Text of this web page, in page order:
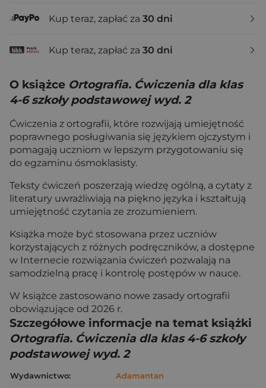
Kup teraz, zapłać za 30 dni
Kup teraz, zapłać za 30 dni
O książce Ortografia. Ćwiczenia dla klas
4-6 szkoły podstawowej wyd. 2
Ćwiczenia z ortografii, które rozwijają umiejętność
poprawnego posługiwania się językiem ojczystym i
pomagają uczniom w lepszym przygotowaniu się
do egzaminu ósmoklasisty.
Teksty ćwiczeń poszerzają wiedzę ogólną, a cytaty z
literatury uwrażliwiają na piękno języka i kształtują
umiejętność czytania ze zrozumieniem.
Książka może być stosowana przez uczniów
korzystających z różnych podręczników, a dostępne
w Internecie rozwiązania ćwiczeń pozwalają na
samodzielną pracę i kontrolę postępów w nauce.
W książce zastosowano nowe zasady ortografii
obowiązujące od 2026 r.
Szczegółowe informacje na temat książki
Ortografia. Ćwiczenia dla klas 4-6 szkoły
podstawowej wyd. 2
Wydawnictwo:
Adamantan